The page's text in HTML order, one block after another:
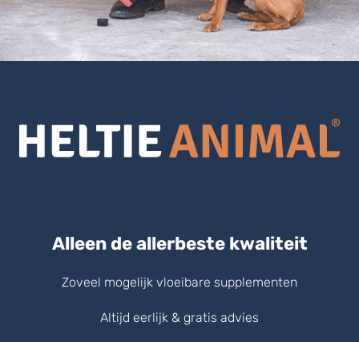
Alleen de allerbeste kwaliteit
Zoveel mogelijk vloeibare supplementen
Altijd eerlijk & gratis advies